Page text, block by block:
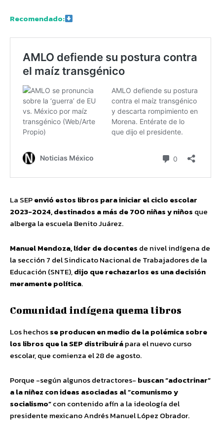
Recomendado:
La SEPenvió estos libros para iniciar el ciclo escolar
2023-2024, destinados a más de 700 niñas y niños que
alberga la escuela Benito Juárez.
Manuel Mendoza, líder de docentes de nivel indígena de
la sección 7 del Sindicato Nacional de Trabajadores de la
Educación (SNTE),dijo que rechazarlos es una decisión
meramente política.
Comunidad indígena quema libros
Los hechosse producen en medio de la polémica sobre
los libros que la SEP distribuirápara el nuevo curso
escolar, que comienza el 28 de agosto.
Porque -según algunos detractores- buscan “adoctrinar”
a la niñez con ideas asociadas al “comunismo y
socialismo”con contenido afín a la ideología del
presidente mexicano Andrés Manuel López Obrador.